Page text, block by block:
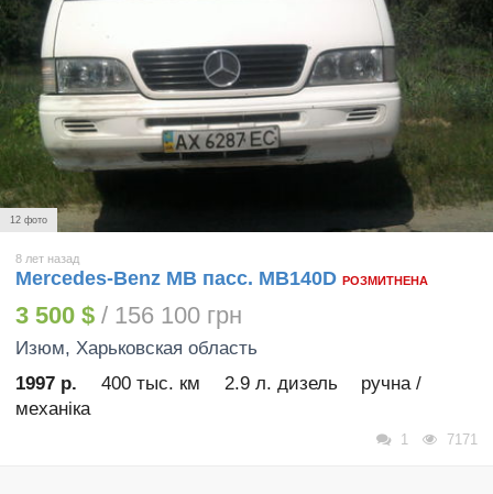
12 фото
8 лет назад
Mercedes-Benz MB пасс. MB140D РОЗМИТНЕНА
3 500 $ / 156 100 грн
Изюм, Харьковская область
1997 р.
400 тыс. км 2.9 л. дизель
ручна /
механіка
1 7171